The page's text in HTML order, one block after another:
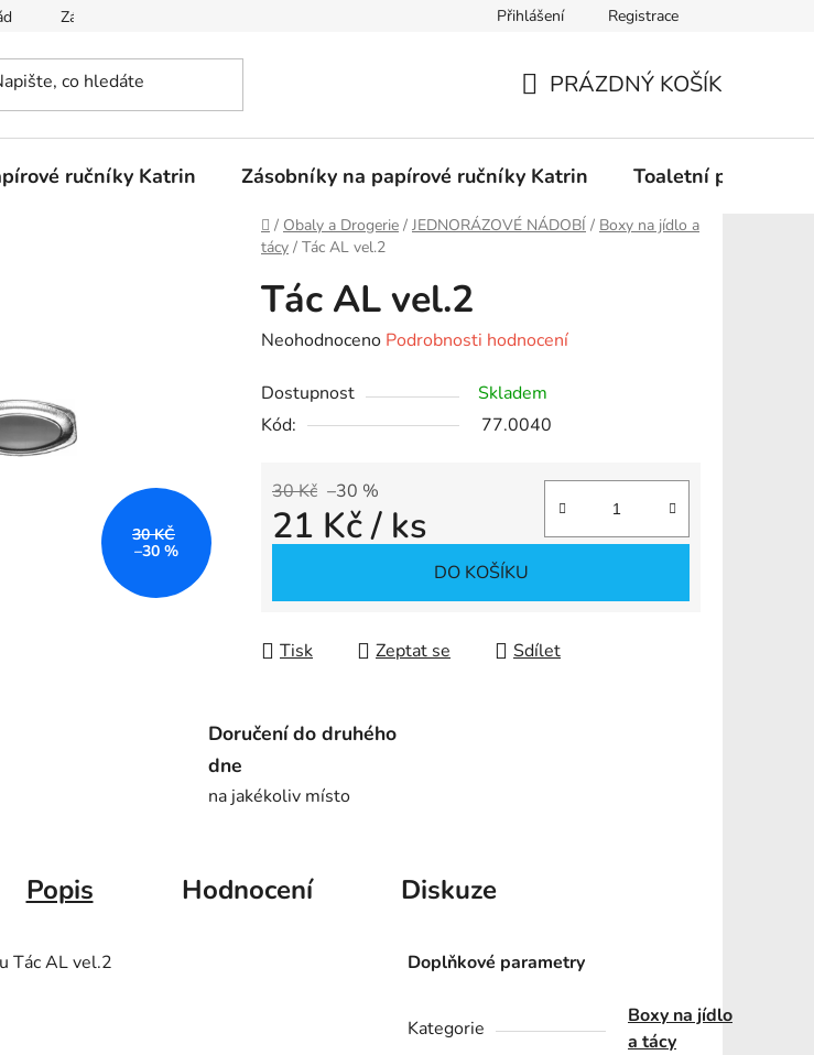
Zásady používání souborů cookies Podmínky ochrany osobních údajů
Přihlášení Registrace
KOŠÍK
PRÁZDNÝ KOŠÍK
ručníky Katrin Zásobníky na papírové ručníky Katrin Toaletní papír
Domů
/ Obaly a Drogerie / JEDNORÁZOVÉ NÁDOBÍ / Boxy na jídlo a
tácy / Tác AL vel.2
Tác AL vel.2
Průměrné
produktu
je
hvězdiček.
Neohodnoceno Podrobnosti hodnocení
Dostupnost
Skladem
Kód:
77.0040
30 Kč –30 %
21 Kč/ ks
DO KOŠÍKU
Tisk Zeptat se Sdílet
30 KČ
–30 %
Doručení do druhého
dne
na jakékoliv místo
Popis Hodnocení Diskuze
Tác AL vel.2 Doplňkové parametry
Kategorie
Boxy na jídlo
a tácy